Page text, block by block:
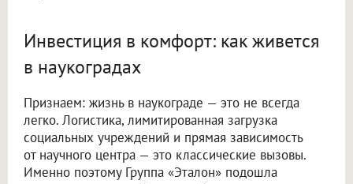
Инвестиция в комфорт: как живется
в наукоградах
Признаем: жизнь в наукограде — это не всегда
легко. Логистика, лимитированная загрузка
социальных учреждений и прямая зависимость
от научного центра — это классические вызовы.
Именно поэтому Группа «Эталон» подошла